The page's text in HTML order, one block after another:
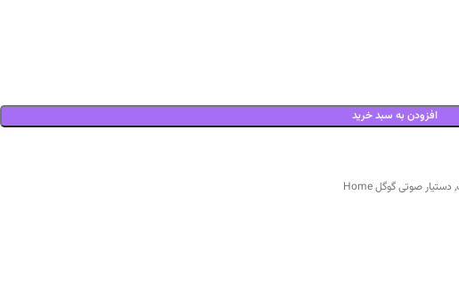
افزودن به سبد خرید
, دستیار صوتی گوگل Home